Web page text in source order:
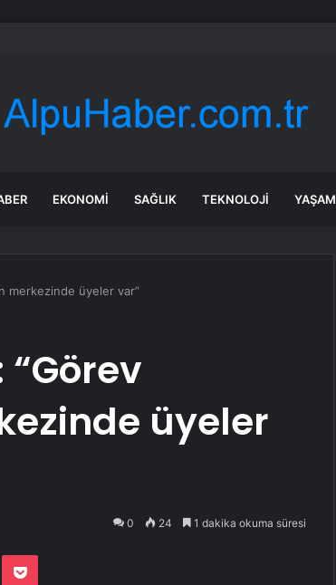
Operasyonu
EKONOMI SAĞLIK TEKNOLOJI YAŞAM
merkezinde üyeler var”
üyeler
0 24 1 dakika okuma süresi
Pocket